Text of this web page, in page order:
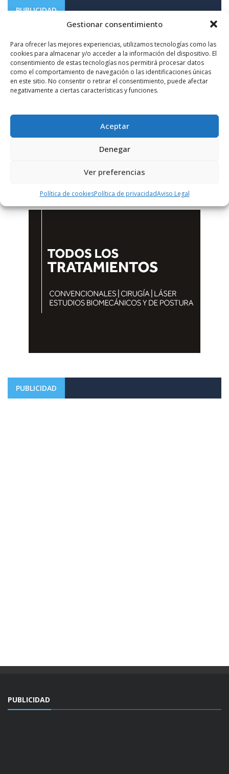
Gestionar consentimiento
Para ofrecer las mejores experiencias, utilizamos tecnologías como las
cookies para almacenar y/o acceder a la información del dispositivo. El
consentimiento de estas tecnologías nos permitirá procesar datos
como el comportamiento de navegación o las identificaciones únicas
en este sitio. No consentir o retirar el consentimiento, puede afectar
negativamente a ciertas características y funciones.
Aceptar
Denegar
Ver preferencias
Política de cookiesPolítica de privacidadAviso Legal
PUBLICIDAD
PUBLICIDAD
PUBLICIDAD